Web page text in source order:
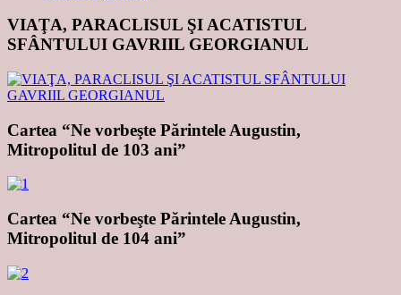
VIAŢA, PARACLISUL ŞI ACATISTUL
SFÂNTULUI GAVRIIL GEORGIANUL
Cartea “Ne vorbeşte Părintele Augustin,
Mitropolitul de 103 ani”
Cartea “Ne vorbeşte Părintele Augustin,
Mitropolitul de 104 ani”